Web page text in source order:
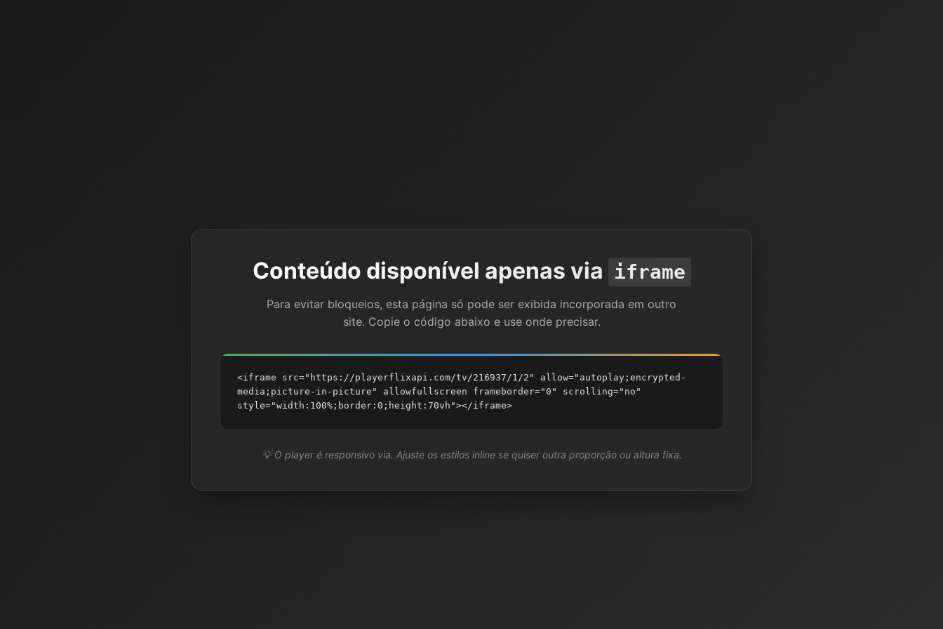
Conteúdo disponível apenas via iframe
Para evitar bloqueios, esta página só pode ser exibida incorporada em outro
site. Copie o código abaixo e use onde precisar.
<iframe src="https://playerflixapi.com/tv/216937/1/2" allow="autoplay;encrypted-
media;picture-in-picture" allowfullscreen frameborder="0" scrolling="no"
style="width:100%;border:0;height:70vh"></iframe>
💡 O player é responsivo via. Ajuste os estilos inline se quiser outra proporção ou altura fixa.